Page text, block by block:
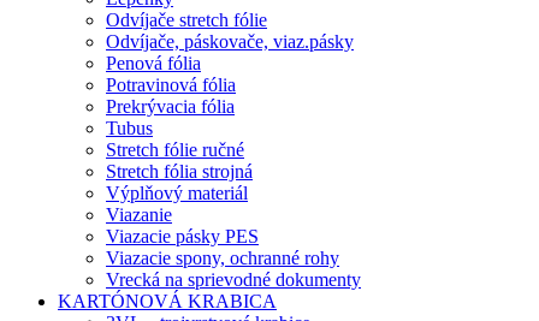
Odvíjače stretch fólie
Odvíjače, páskovače, viaz.pásky
Penová fólia
Potravinová fólia
Prekrývacia fólia
Tubus
Stretch fólie ručné
Stretch fólia strojná
Výplňový materiál
Viazanie
Viazacie pásky PES
Viazacie spony, ochranné rohy
Vrecká na sprievodné dokumenty
KARTÓNOVÁ KRABICA